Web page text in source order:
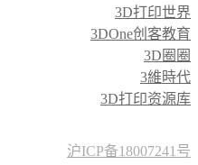
3D打印世界
3DOne创客教育
3D圈圈
3維時代
3D打印资源库
沪ICP备18007241号